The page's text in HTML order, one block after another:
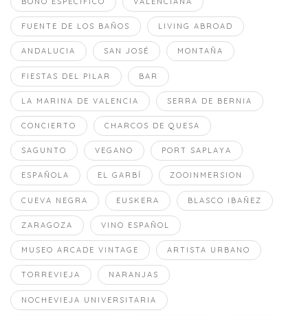
FUENTE DE LOS BAÑOS LIVING ABROAD
ANDALUCIA SAN JOSÉ MONTAÑA
FIESTAS DEL PILAR BAR
LA MARINA DE VALENCIA SERRA DE BERNIA
CONCIERTO CHARCOS DE QUESA
SAGUNTO VEGANO PORT SAPLAYA
ESPAÑOLA EL GARBÍ ZOOINMERSION
CUEVA NEGRA EUSKERA BLASCO IBAÑEZ
ZARAGOZA VINO ESPAÑOL
MUSEO ARCADE VINTAGE ARTISTA URBANO
TORREVIEJA NARANJAS
NOCHEVIEJA UNIVERSITARIA